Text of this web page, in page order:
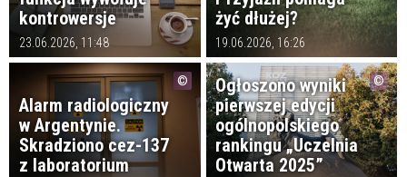
kontrowersje
23.06.2026, 11:48
żyć dłużej?
19.06.2026, 16:26
Alarm radiologiczny
w Argentynie.
Skradziono cez-137
z laboratorium
Ogłoszono wyniki
pierwszej edycji
ogólnopolskiego
rankingu „Uczelnia
Otwarta 2025”